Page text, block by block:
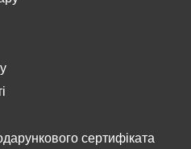
сертифіката